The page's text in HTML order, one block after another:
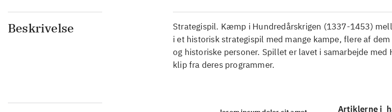
Beskrivelse
Strategispil. Kæmp i Hundredårskrigen (1337-1453)
i et historisk strategispil med mange kampe, flere af
og historiske personer. Spillet er lavet i samarbejde med
klip fra deres programmer.
Artiklerne i